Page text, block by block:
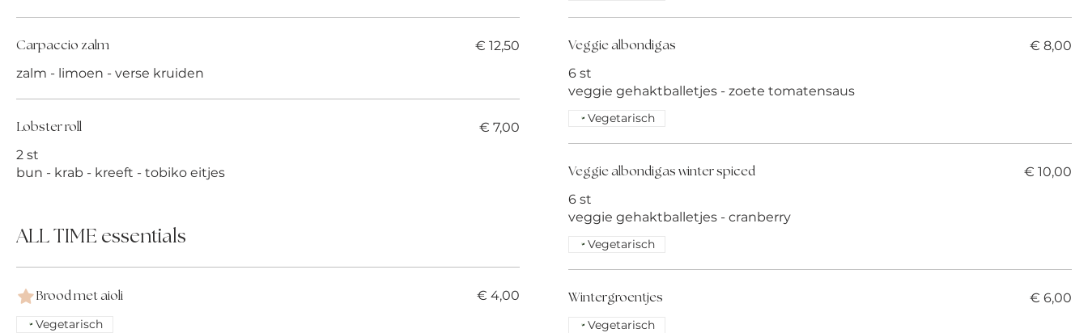
Carpaccio zalm
zalm - limoen - verse kruiden
€ 12,50
Lobster roll
2 st
bun - krab - kreeft - tobiko eitjes
€ 7,00
ALL TIME essentials
Brood met aioli € 4,00
Vegetarisch
Veggie albondigas
6 st
veggie gehaktballetjes - zoete tomatensaus
€ 8,00
Vegetarisch
Veggie albondigas winter spiced
6 st
veggie gehaktballetjes - cranberry
€ 10,00
Vegetarisch
Wintergroentjes € 6,00
Vegetarisch